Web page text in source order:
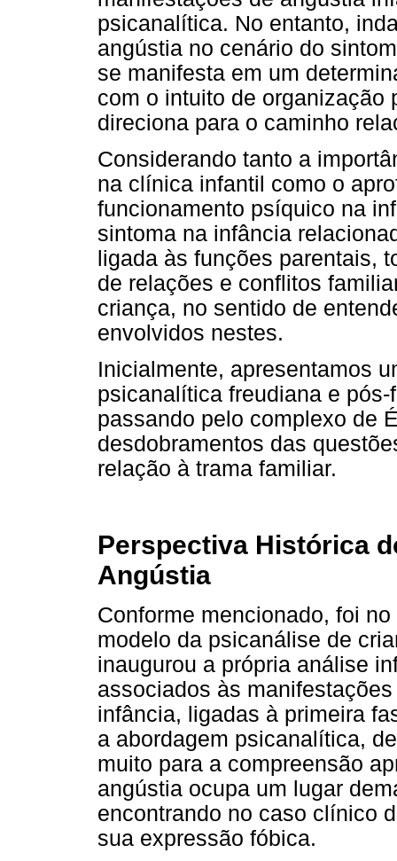
psicanalítica. No entanto,
angústia no cenário do
se manifesta em um
com o intuito de organização
direciona para o caminho
Considerando tanto a
na clínica infantil como o
funcionamento psíquico na
sintoma na infância
ligada às funções parentais,
de relações e conflitos
criança, no sentido de
envolvidos nestes.
Inicialmente, apresentamos
psicanalítica freudiana e
passando pelo complexo de
desdobramentos das
relação à trama familiar.
Perspectiva Histórica
Angústia
Conforme mencionado, foi
modelo da psicanálise de
inaugurou a própria análise
associados às
infância, ligadas à primeira
a abordagem psicanalítica,
muito para a compreensão
angústia ocupa um lugar
encontrando no caso clínico
sua expressão fóbica.